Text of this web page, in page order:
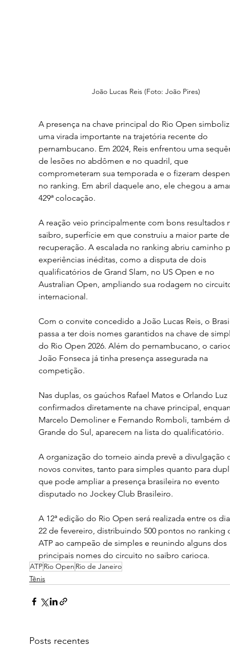
João Lucas Reis (Foto: João Pires)
A presença na chave principal do Rio Open
uma virada importante na trajetória recente do
pernambucano. Em 2024, Reis enfrentou uma
de lesões no abdômen e no quadril, que
comprometeram sua temporada e o fizeram
no ranking. Em abril daquele ano, ele chegou a
429ª colocação.
A reação veio principalmente com bons resultados
saibro, superfície em que construiu a maior parte
recuperação. A escalada no ranking abriu caminho
experiências inéditas, como a disputa de dois
qualificatórios de Grand Slam, no US Open e no
Australian Open, ampliando sua rodagem no
internacional.
Com o convite concedido a João Lucas Reis, o
passa a ter dois nomes garantidos na chave de
do Rio Open 2026. Além do pernambucano, o
João Fonseca já tinha presença assegurada na
competição.
Nas duplas, os gaúchos Rafael Matos e Orlando
confirmados diretamente na chave principal,
Marcelo Demoliner e Fernando Romboli, também
Grande do Sul, aparecem na lista do qualificatório.
A organização do torneio ainda prevê a divulgação
novos convites, tanto para simples quanto para
que pode ampliar a presença brasileira no evento
disputado no Jockey Club Brasileiro.
A 12ª edição do Rio Open será realizada entre os
22 de fevereiro, distribuindo 500 pontos no ranking
ATP ao campeão de simples e reunindo alguns dos
principais nomes do circuito no saibro carioca.
ATPRio Open Rio de Janeiro
Tênis
Posts recentes